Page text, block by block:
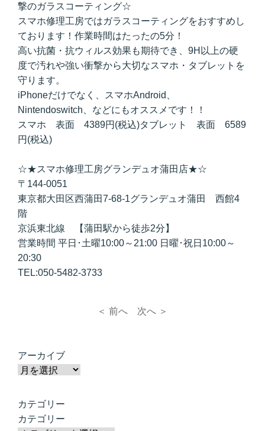
撃のガラスコーティング☆
スマホ修理工房ではガラスコーティングをおすすめし
ております！作業時間はたったの5分！
高い抗菌・抗ウィルス効果も期待でき、9H以上の硬
度で汚れや強い衝撃から大切なスマホ・タブレットを
守ります。
iPhoneだけでなく、スマホAndroid、
Nintendoswitch、などにもオススメです！！
スマホ 表面 4389円(税込)タブレット 表面 6589
円(税込)
☆★スマホ修理工房グランデュオ蒲田店★☆
〒144-0051
東京都大田区西蒲田7-68-1グランデュオ蒲田 西館4
階
京浜東北線 【蒲田駅から徒歩2分】
営業時間 平日･土曜10:00～21:00 日曜･祝日10:00～
20:30
TEL:050-5482-3733
＜ 前へ 次へ ＞
アーカイブ
カテゴリー
カテゴリー